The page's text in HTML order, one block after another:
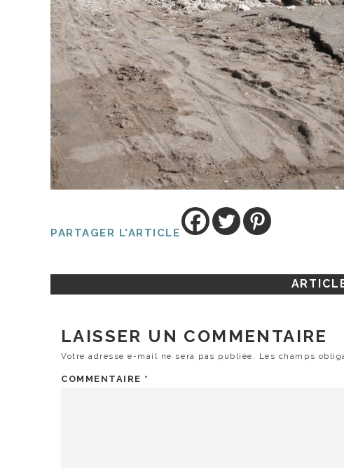
PARTAGER L'ARTICLE
LAISSER UN COMMENTAIRE
Votre adresse e-mail ne sera pas publiée. Les champs
COMMENTAIRE *